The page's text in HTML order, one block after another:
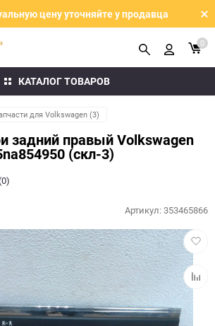
цену уточняйте у продавца
КАТАЛОГ ТОВАРОВ
0
для Volkswagen (3)
задний правый Volkswagen
(скл-3)
в
к
Артикул:353465866